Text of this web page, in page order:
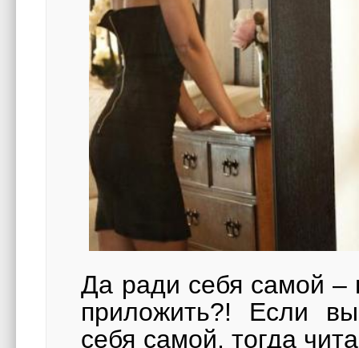
Да ради себя самой –
приложить?! Если
себя самой, тогда